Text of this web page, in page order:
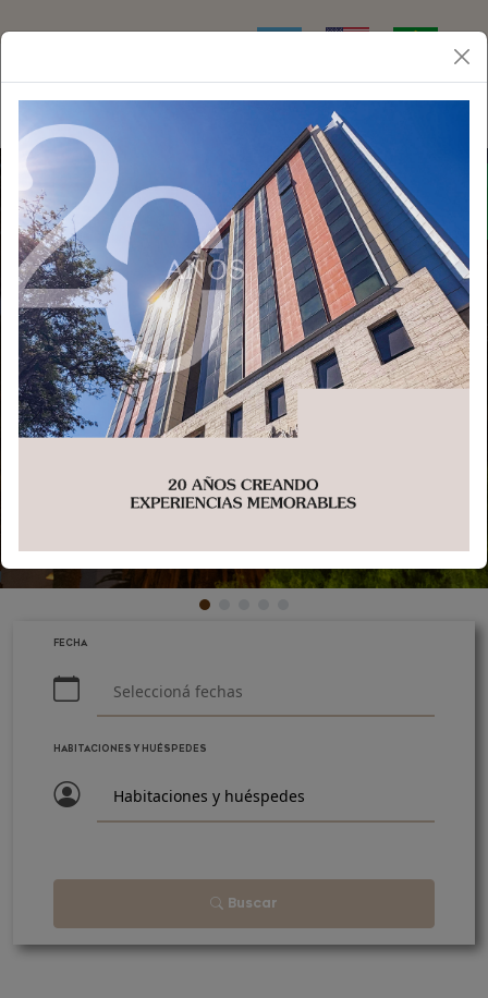
FECHA
HABITACIONES Y HUÉSPEDES
Habitaciones y huéspedes
Buscar